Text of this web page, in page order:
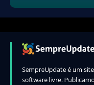
SempreUpdate é um
software livre.